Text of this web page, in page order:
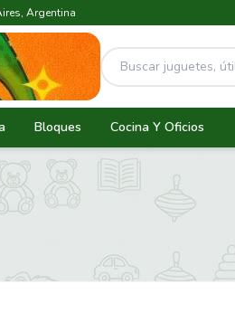
Argentina
Bloques Cocina Y Oficios